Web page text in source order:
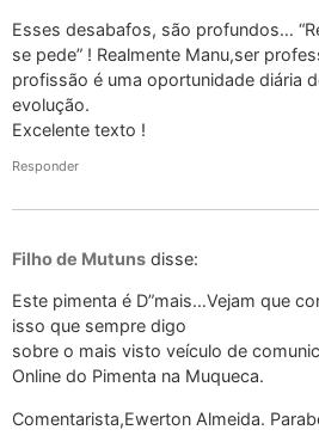
Esses desabafos, são profundos…
se pede” ! Realmente Manu,ser
profissão é uma oportunidade diária
evolução.
Excelente texto !
Responder
Filho de Mutuns disse:
Este pimenta é D”mais…Vejam que
isso que sempre digo
sobre o mais visto veículo de
Online do Pimenta na Muqueca.
Comentarista,Ewerton Almeida.